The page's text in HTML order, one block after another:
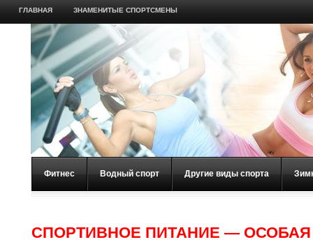
ГЛАВНАЯ ЗНАМЕНИТЫЕ СПОРТСМЕНЫ
Фитнес Водный спорт Другие виды спорта
СПОРТИВНОЕ ПИТАНИЕ — ОСОБАЯ